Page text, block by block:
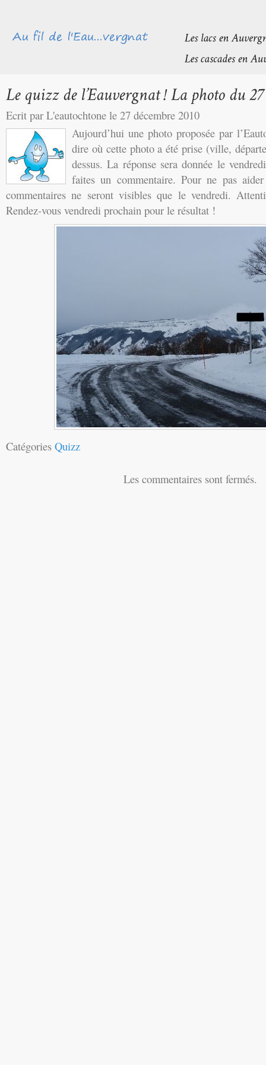
Ecrit par L'eautochtone le 27 décembre 2010
Aujourd’hui une photo proposée par
dire où cette photo a été prise (ville,
dessus. La réponse sera donnée le
faites un commentaire. Pour ne pas
commentaires ne seront visibles que le vendredi.
Rendez-vous vendredi prochain pour le résultat !
Catégories Quizz
Les commentaires sont fermés.